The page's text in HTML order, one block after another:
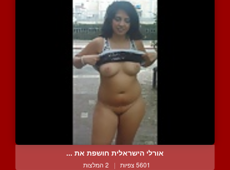
אורלי הישראלית חושפת את ...
5601 צפיות | 2 המלצות